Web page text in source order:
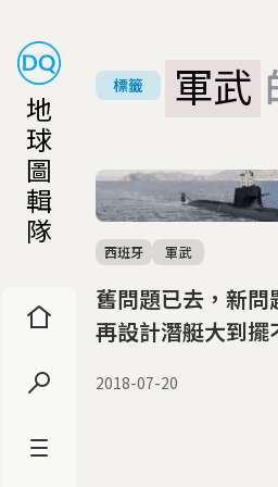
地
球
圖
輯
隊
標籤 軍武
舊問題已去，新問題又
再設計潛艇大到擺
西班牙 軍武
2018-07-20